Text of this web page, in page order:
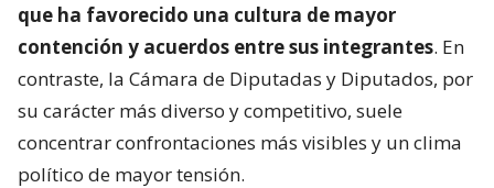
que ha favorecido una cultura de mayor
contención y acuerdos entre sus integrantes. En
contraste, la Cámara de Diputadas y Diputados, por
su carácter más diverso y competitivo, suele
concentrar confrontaciones más visibles y un clima
político de mayor tensión.